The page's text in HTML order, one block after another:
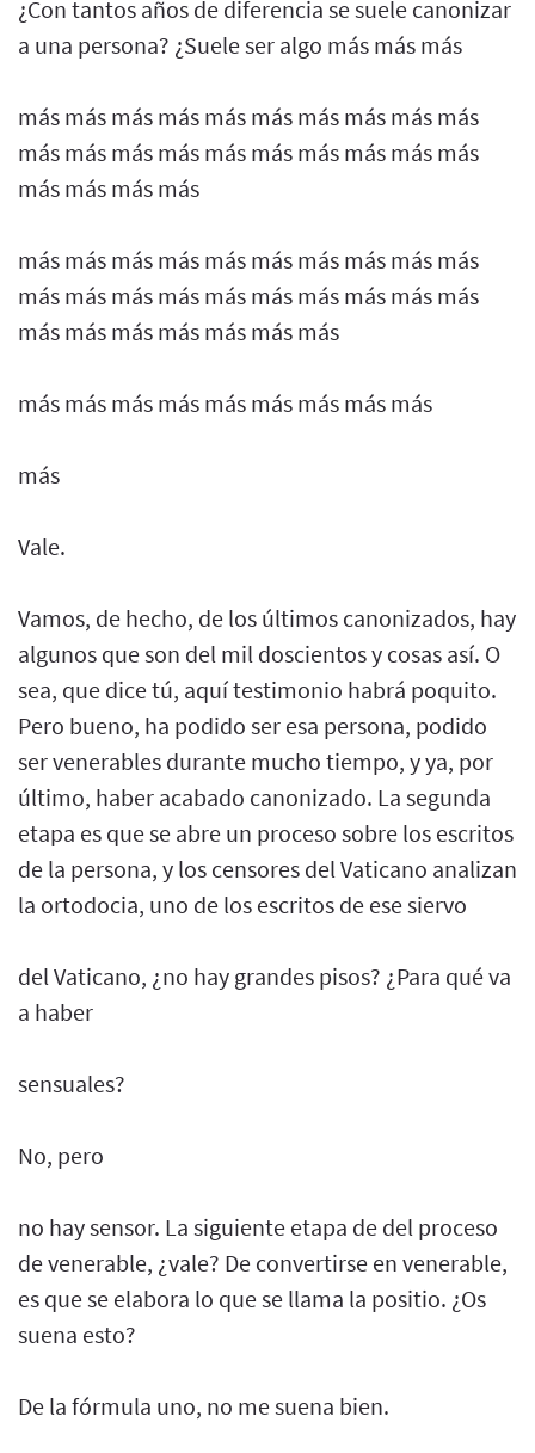
¿Con tantos años de diferencia se suele canonizar
a una persona? ¿Suele ser algo más más más
más más más más más más más más más más
más más más más más más más más más más
más más más más
más más más más más más más más más más
más más más más más más más más más más
más más más más más más más
más más más más más más más más más
más
Vale.
Vamos, de hecho, de los últimos canonizados, hay
algunos que son del mil doscientos y cosas así. O
sea, que dice tú, aquí testimonio habrá poquito.
Pero bueno, ha podido ser esa persona, podido
ser venerables durante mucho tiempo, y ya, por
último, haber acabado canonizado. La segunda
etapa es que se abre un proceso sobre los escritos
de la persona, y los censores del Vaticano analizan
la ortodocia, uno de los escritos de ese siervo
del Vaticano, ¿no hay grandes pisos? ¿Para qué va
a haber
sensuales?
No, pero
no hay sensor. La siguiente etapa de del proceso
de venerable, ¿vale? De convertirse en venerable,
es que se elabora lo que se llama la positio. ¿Os
suena esto?
De la fórmula uno, no me suena bien.